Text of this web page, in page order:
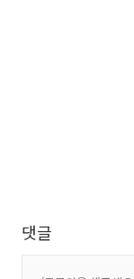
댓글